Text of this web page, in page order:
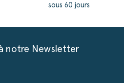
sous 60 jours
notre Newsletter